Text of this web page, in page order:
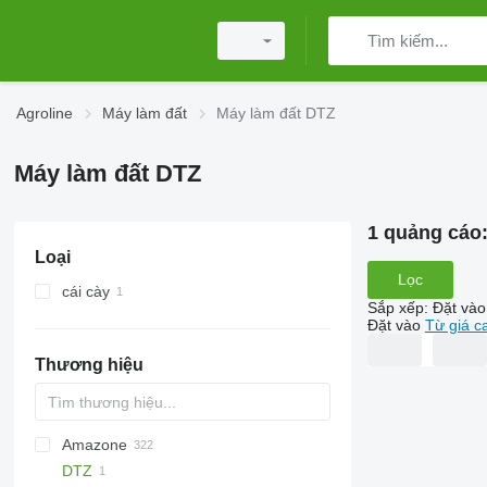
Agroline Máy làm đất Máy làm đất DTZ
Máy làm đất DTZ
Loại
cái cày
Thương hiệu
AS
Multivator
Combiplow
Cultiplow
Jaguar
AT30
AU
8
10
AGD
AGCh
KM180
FV
Amazone
Cataya
OT
Green Ray
1-Series
BW
Actros RO
GKR
AG
U-series
5710
CK
ECONET
310
12M
Pioneer
Disco
Ecolo Tiger
DTZ
1 quảng cáo:
Lọc
Sắp xếp: Đặt vào
Đặt vào Từ giá